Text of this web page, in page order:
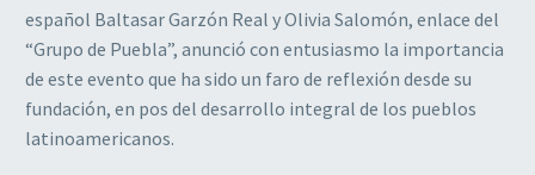
español Baltasar Garzón Real y Olivia Salomón, enlace del
“Grupo de Puebla”, anunció con entusiasmo la importancia
de este evento que ha sido un faro de reflexión desde su
fundación, en pos del desarrollo integral de los pueblos
latinoamericanos.